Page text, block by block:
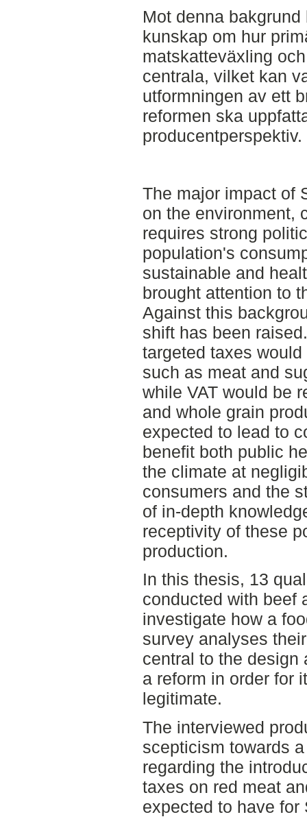
Mot denna
kunskap om hur
matskatteväxling
centrala, vilket kan
utformningen av ett
reformen ska
producentperspektiv.
The major impact of
on the environment,
requires strong
population's
sustainable and
brought attention to
Against this
shift has been
targeted taxes
such as meat and
while VAT would be
and whole grain
expected to lead to
benefit both public
the climate at
consumers and the
of in-depth
receptivity of these
production.
In this thesis, 13
conducted with beef
investigate how a
survey analyses
central to the design
a reform in order for
legitimate.
The interviewed
scepticism towards
regarding the
taxes on red meat
expected to have for